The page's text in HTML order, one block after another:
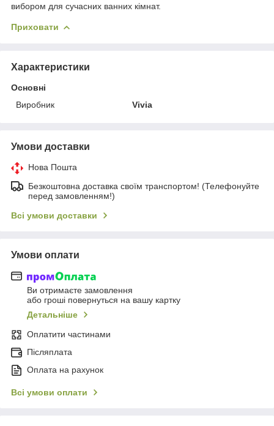
вибором для сучасних ванних кімнат.
Приховати
Характеристики
Основні
Виробник
Vivia
Умови доставки
Нова Пошта
Безкоштовна доставка своїм транспортом! (Телефонуйте
перед замовленням!)
Всі умови доставки
Умови оплати
Ви отримаєте замовлення
або гроші повернуться на вашу картку
Детальніше
Оплатити частинами
Післяплата
Оплата на рахунок
Всі умови оплати